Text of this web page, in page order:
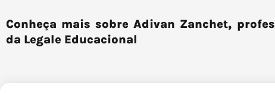
Conheça mais sobre Adivan Zanchet,
da Legale Educacional